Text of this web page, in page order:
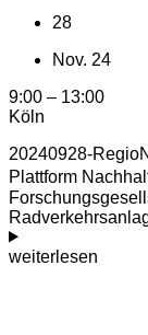
28
Nov. 24
9:00 – 13:00
Köln
20240928-
Plattform
weiterlesen